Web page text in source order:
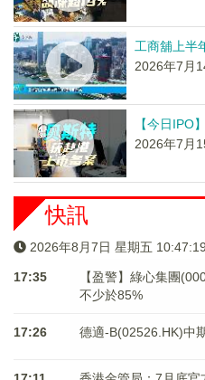
工商舖上半
2026年7月
【今日IPO
2026年7月
快訊
2026年8月7日 星期五 10:47:19
17:35
【盈警】綠心集團
不少於85%
17:26 德適-B(02526.HK)中